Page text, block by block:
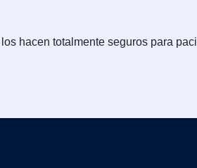
hacen totalmente seguros para